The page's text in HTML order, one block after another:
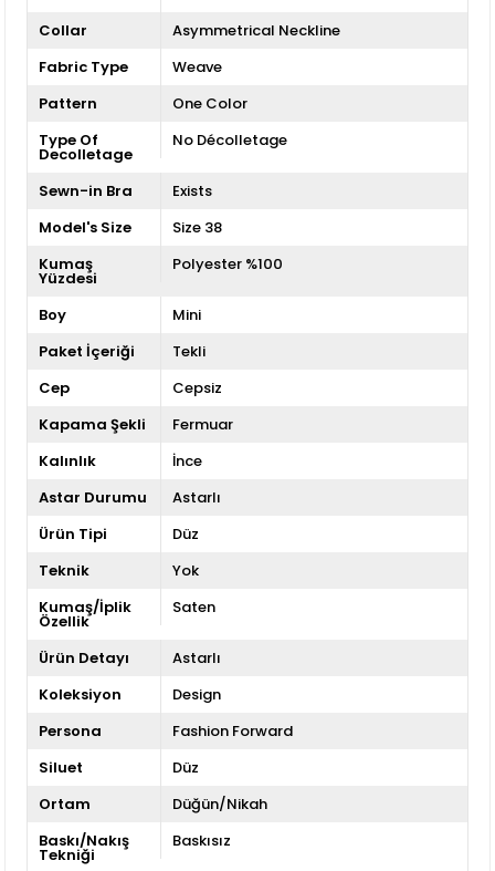
Collar
Asymmetrical Neckline
Fabric Type
Weave
Pattern
One Color
Type Of
Decolletage
No Décolletage
Sewn-in Bra
Exists
Model's Size
Size 38
Kumaş
Yüzdesi
Polyester %100
Boy
Mini
Paket İçeriği
Tekli
Cep
Cepsiz
Kapama Şekli
Fermuar
Kalınlık
İnce
Astar Durumu
Astarlı
Ürün Tipi
Düz
Teknik
Yok
Kumaş/İplik
Özellik
Saten
Ürün Detayı
Astarlı
Koleksiyon
Design
Persona
Fashion Forward
Siluet
Düz
Ortam
Düğün/Nikah
Baskı/Nakış
Tekniği
Baskısız